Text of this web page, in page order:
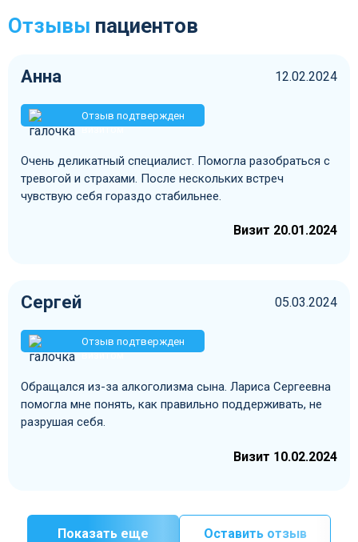
Отзывы пациентов
Анна 12.02.2024
Отзыв подтвержден
визитом
Очень деликатный специалист. Помогла разобраться с
тревогой и страхами. После нескольких встреч
чувствую себя гораздо стабильнее.
Визит 20.01.2024
Сергей 05.03.2024
Отзыв подтвержден
визитом
Обращался из-за алкоголизма сына. Лариса Сергеевна
помогла мне понять, как правильно поддерживать, не
разрушая себя.
Визит 10.02.2024
Показать еще Оставить отзыв